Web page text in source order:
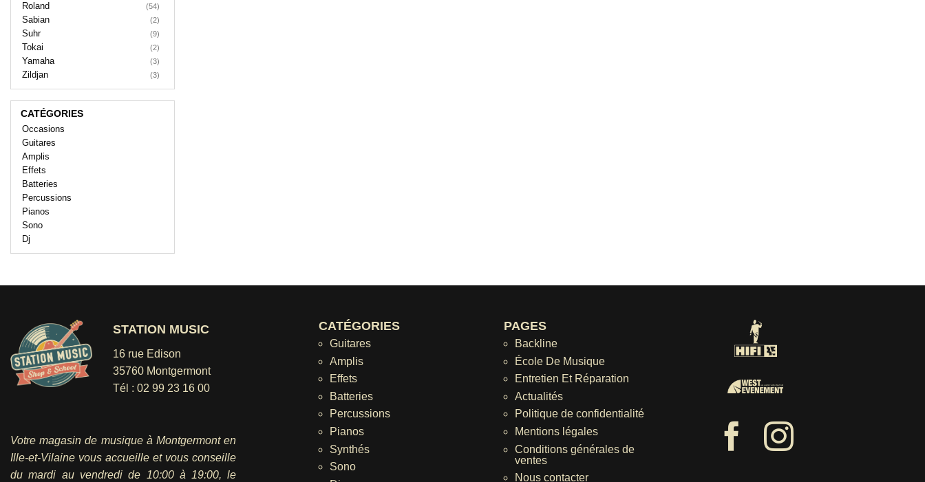
Roland (54)
Sabian (2)
Suhr (9)
Tokai (2)
Yamaha (3)
Zildjan (3)
CATÉGORIES
Occasions
Guitares
Amplis
Effets
Batteries
Percussions
Pianos
Sono
Dj
STATION MUSIC
16 rue Edison
35760 Montgermont
Tél : 02 99 23 16 00
Votre magasin de musique à Montgermont en
Ille-et-Vilaine vous accueille et vous conseille
du mardi au vendredi de 10:00 à 19:00, le
CATÉGORIES
Guitares
Amplis
Effets
Batteries
Percussions
Pianos
Synthés
Sono
PAGES
Backline
École De Musique
Entretien Et Réparation
Actualités
Politique de confidentialité
Mentions légales
Conditions générales de
ventes
Nous contacter